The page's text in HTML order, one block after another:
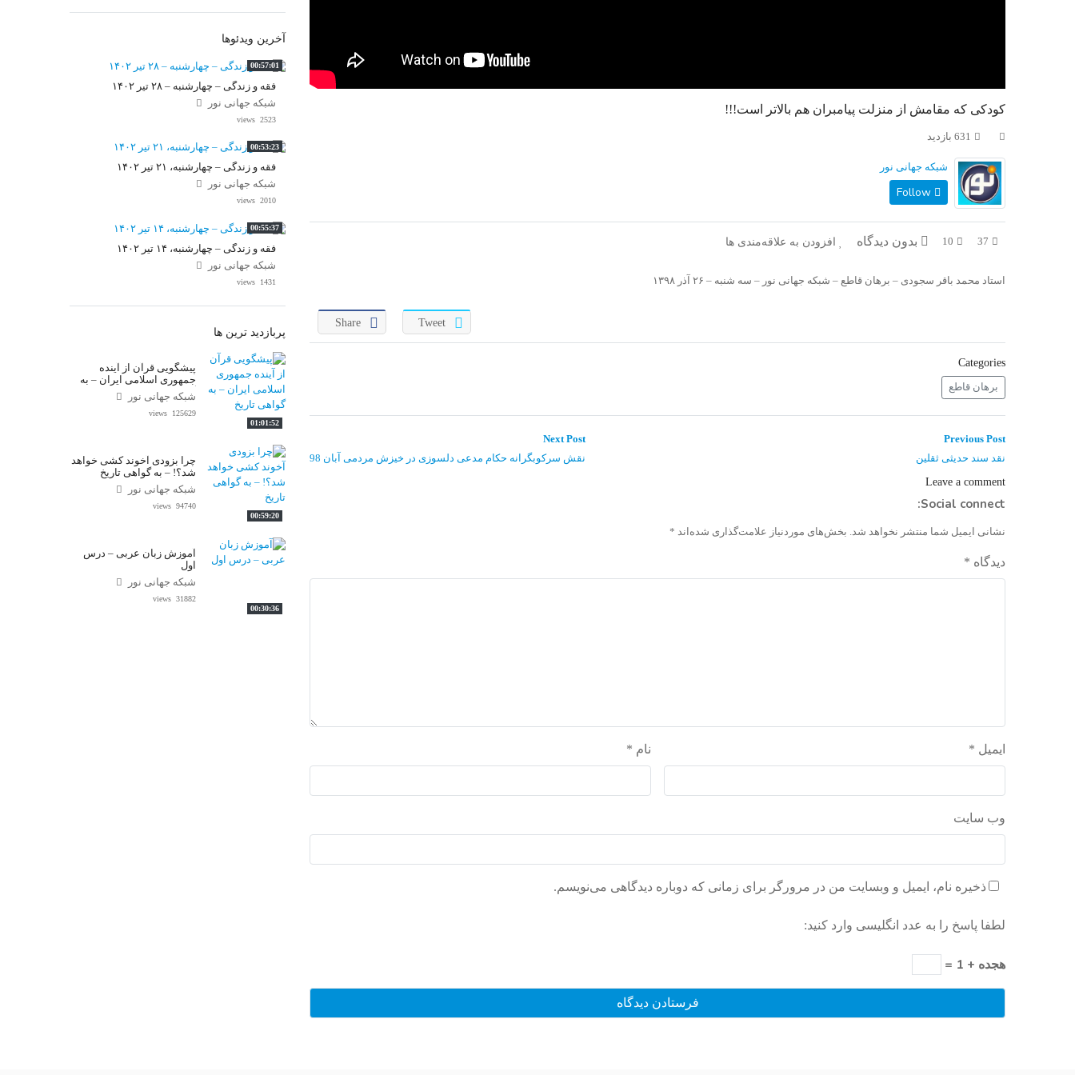
کودکی که مقامش از منزلت پیامبران هم بالاتر است!!!
631 بازدید
شبکه جهانی نور
37
10 بدون دیدگاه افزودن به علاقه‌مندی ها
استاد محمد باقر سجودی – برهان قاطع – شبکه جهانی نور – سه شنبه – ۲۶ آذر ۱۳۹۸
Share Tweet
Categories
برهان قاطع
راهبری
نوشته
Previous Post
Previous
نقد سند حدیثی ثقلین
Next Post
Next
post:
نقش سرکوبگرانه حکام مدعی دلسوزی در خیزش مردمی آبان 98
Leave a comment
Social connect:
نشانی ایمیل شما منتشر نخواهد شد. بخش‌های موردنیاز علامت‌گذاری شده‌اند *
دیدگاه *
نام * ایمیل *
وب‌ سایت
ذخیره نام، ایمیل و وبسایت من در مرورگر برای زمانی که دوباره دیدگاهی می‌نویسم.
لطفا پاسخ را به عدد انگلیسی وارد کنید:
هجده + 1 =
آخرین ویدئوها
00:57:01
فقه و زندگی – چهارشنبه – ۲۸ تیر ۱۴۰۲
شبکه جهانی نور
2523 views
00:53:23
فقه و زندگی – چهارشنبه، ۲۱ تیر ۱۴۰۲
شبکه جهانی نور
2010 views
00:55:37
فقه و زندگی – چهارشنبه، ۱۴ تیر ۱۴۰۲
شبکه جهانی نور
1431 views
پربازدید ترین ها
01:01:52
پیشگویی قرآن از آینده
جمهوری اسلامی ایران – به
گواهی تاریخ
شبکه جهانی نور
125629 views
00:59:20
چرا بزودی آخوند کشی خواهد
شد؟! – به گواهی تاریخ
شبکه جهانی نور
94740 views
00:30:36
آموزش زبان عربی – درس
اول
شبکه جهانی نور
31882 views